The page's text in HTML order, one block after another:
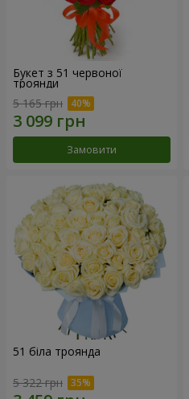
Букет з 51 червоної
троянди
5 165 грн
Замовити
51 біла троянда
5 322 грн